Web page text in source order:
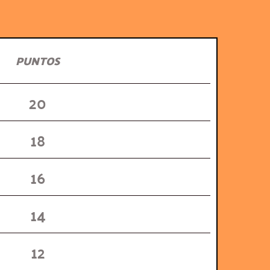
PUNTOS
20
18
16
14
12